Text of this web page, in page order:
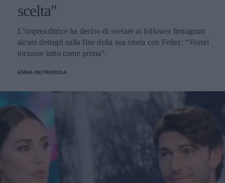
scelta"
L’imprenditrice ha deciso di svelare ai follower Instagram
alcuni dettagli sulla fine della sua storia con Fedez: “Vorrei
tornasse tutto come prima”.
EMMA PIETRAROSA